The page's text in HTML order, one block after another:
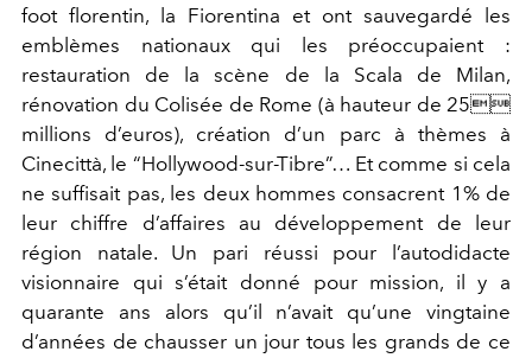
foot florentin, la Fiorentina et ont sauvegardé les
emblèmes nationaux qui les préoccupaient :
restauration de la scène de la Scala de Milan,
rénovation du Colisée de Rome (à hauteur de 25
millions d’euros), création d’un parc à thèmes à
Cinecittà, le “Hollywood-sur-Tibre”… Et comme si cela
ne suffisait pas, les deux hommes consacrent 1% de
leur chiffre d’affaires au développement de leur
région natale. Un pari réussi pour l’autodidacte
visionnaire qui s’était donné pour mission, il y a
quarante ans alors qu’il n’avait qu’une vingtaine
d’années de chausser un jour tous les grands de ce